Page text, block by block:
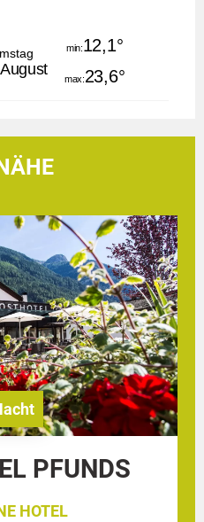
12,1°
23,6°
PFUNDS
HOTEL